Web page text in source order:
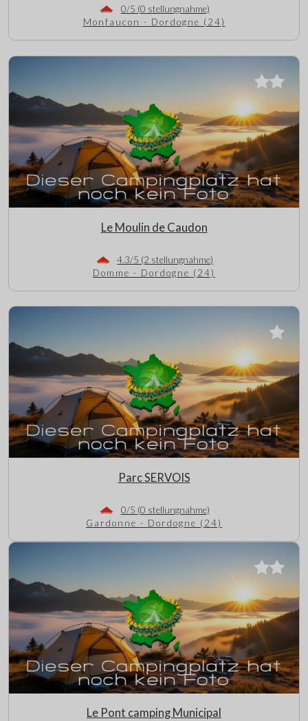
0/5 (0 stellungnahme)
Monfaucon - Dordogne (24)
Le Moulin de Caudon
4.3/5 (2 stellungnahme)
Domme - Dordogne (24)
Parc SERVOIS
0/5 (0 stellungnahme)
Gardonne - Dordogne (24)
Le Pont camping Municipal